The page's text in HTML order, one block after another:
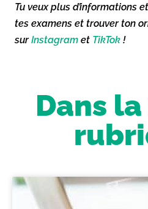
Tu veux plus d’informations
tes examens et trouver ton
surInstagram et TikTok !
Dans